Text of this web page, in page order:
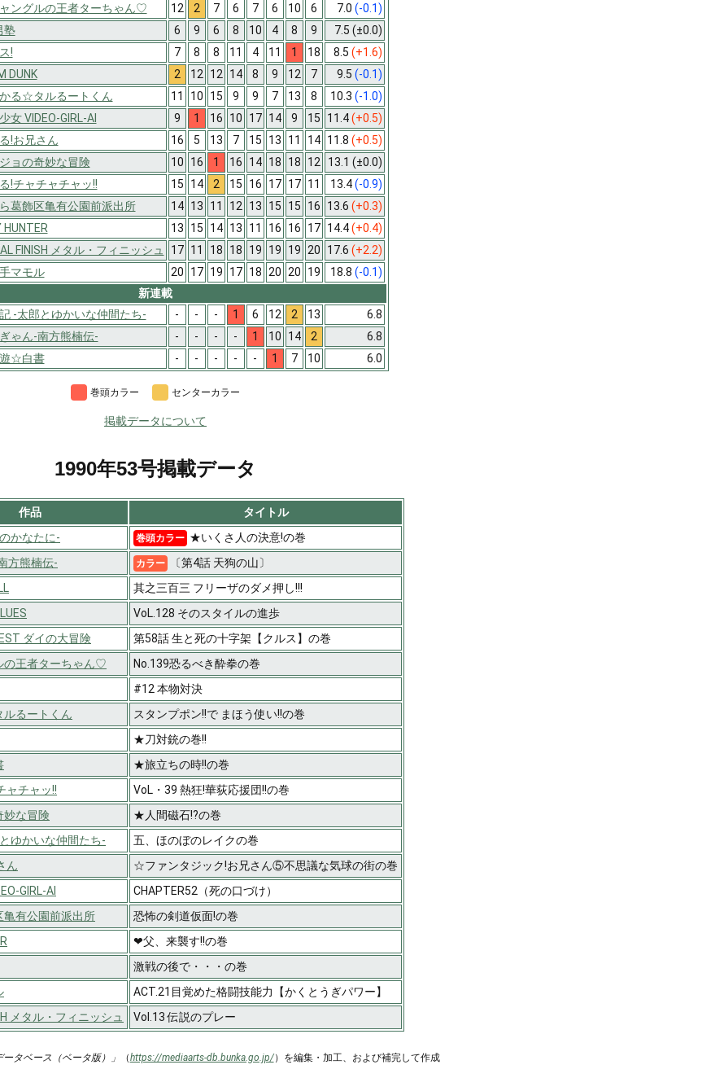
ングルの王者ターちゃん♡ 12 2 7 6 7 6 10 6 7.0 (-0.1)
塾 6 9 6 8 10 4 8 9 7.5 (±0.0)
! 7 8 8 11 4 11 1 18 8.5 (+1.6)
DUNK 2 12 12 14 8 9 12 7 9.5 (-0.1)
る☆タルるートくん 11 10 15 9 9 7 13 8 10.3 (-1.0)
女 VIDEO-GIRL-AI 9 1 16 10 17 14 9 15 11.4(+0.5)
!お兄さん 16 5 13 7 15 13 11 14 11.8 (+0.5)
ョの奇妙な冒険 10 16 1 16 14 18 18 12 13.1 (±0.0)
!チャチャチャッ!! 15 14 2 15 16 17 17 11 13.4(-0.9)
葛飾区亀有公園前派出所 14 13 11 12 13 15 15 16 13.6 (+0.3)
HUNTER 13 15 14 13 11 16 16 17 14.4(+0.4)
FINISH メタル・フィニッシュ 17 11 18 18 19 19 19 20 17.6 (+2.2)
マモル 20 17 19 17 18 20 20 19 18.8 (-0.1)
新連載
-太郎とゆかいな仲間たち- - - - 1 6 12 2 13
6.8
ゃん-南方熊楠伝- - - - - 1 10 14 2
6.8
☆白書 - - - - - 1 7 10 6.0
巻頭カラー センターカラー
掲載データについて
1990年53号掲載データ
作品
タイトル
かなたに- 巻頭カラー ★いくさ人の決意!の巻
方熊楠伝- カラー
〔第4話 天狗の山〕
其之三百三 フリーザのダメ押し!!!
VoL.128 そのスタイルの進歩
ダイの大冒険
第58話 生と死の十字架【クルス】の巻
の王者ターちゃん♡
No.139恐るべき酔拳の巻
#12 本物対決
るートくん
スタンプポン!!で まほう使い!!の巻
★刀対銃の巻!!
★旅立ちの時!!の巻
ャチャッ!!
VoL・39 熱狂!華荻応援団!!の巻
妙な冒険
★人間磁石!?の巻
ゆかいな仲間たち-
五、ほのぼのレイクの巻
ん
☆ファンタジック!お兄さん⑤不思議な気球の街の巻
GIRL-AI
CHAPTER52（死の口づけ）
亀有公園前派出所
恐怖の剣道仮面!の巻
❤父、来襲す!!の巻
激戦の後で・・・の巻
ACT.21目覚めた格闘技能力【かくとうぎパワー】
メタル・フィニッシュ Vol.13 伝説のプレー
タベース（ベータ版）」 （https://mediaarts-db.bunka.go.jp/）を編集・加工、および補完して作成